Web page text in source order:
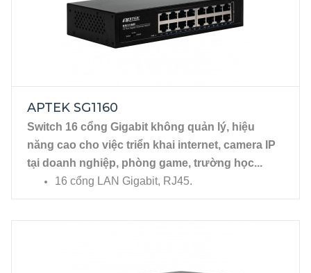
thẳng, cáp chéo Auto MDI/MDIX.
APTEK SG1160
Switch 16 cổng Gigabit không quản lý, hiệu
năng cao cho việc triển khai internet, camera IP
tại doanh nghiệp, phòng game, trường học...
16 cổng LAN Gigabit, RJ45.